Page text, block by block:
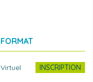
DREUX
LYON
FORMAT
Virtuel INSCRIPTION